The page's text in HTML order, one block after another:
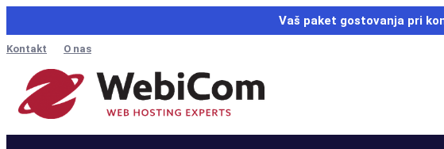
Vaš paket gostovanja pri
Kontakt O nas